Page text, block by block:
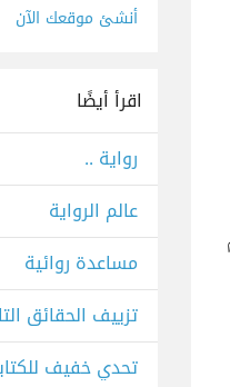
أنشئ موقعك الآن
اقرأ أيضًا
رواية ..
عالم الرواية
مساعدة روائية
تزييف الحقائق
تحدي خفيف